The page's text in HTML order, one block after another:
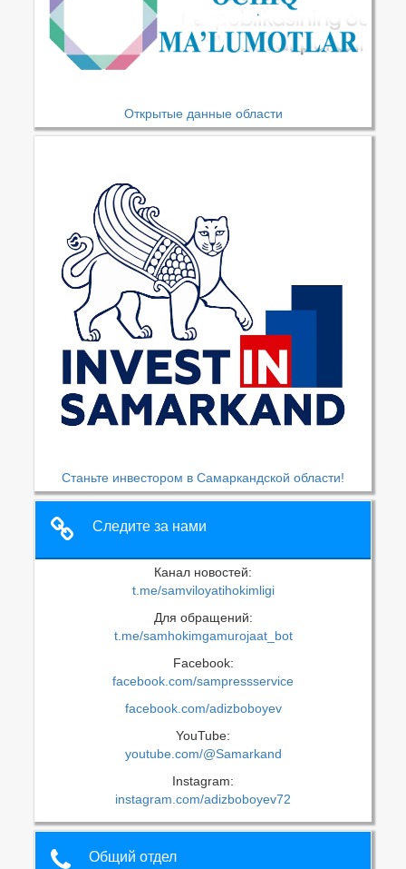
Открытые данные области
Станьте инвестором в Самаркандской области!
Следите за нами
Канал новостей:
t.me/samviloyatihokimligi
Для обращений:
t.me/samhokimgamurojaat_bot
Facebook:
facebook.com/sampressservice
facebook.com/adizboboyev
YouTube:
youtube.com/@Samarkand
Instagram:
instagram.com/adizboboyev72
Общий отдел